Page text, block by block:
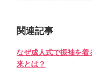
関連記事
なぜ成人式で振袖を着
来とは？